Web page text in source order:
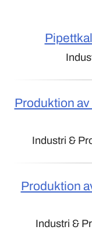
Produktion
Industri &
Produktion
Industri &